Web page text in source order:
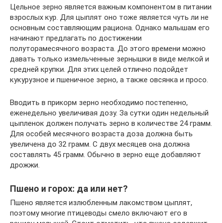
Цельное зерно является важным компонентом в питании
взрослых кур. Для цыплят оно тоже является чуть ли не
основным составляющим рациона. Однако малышам его
начинают предлагать по достижении
полуторамесячного возраста. До этого времени можно
давать только измельченные зернышки в виде мелкой и
средней крупки. Для этих целей отлично подойдет
кукурузное и пшеничное зерно, а также овсянка и просо.
Вводить в прикорм зерно необходимо постепенно,
еженедельно увеличивая дозу. За сутки один недельный
цыпленок должен получать зерно в количестве 24 грамм.
Для особей месячного возраста доза должна быть
увеличена до 32 грамм. С двух месяцев она должна
составлять 45 грамм. Обычно в зерно еще добавляют
дрожжи.
Пшено и горох: да или нет?
Пшено является излюбленным лакомством цыплят,
поэтому многие птицеводы смело включают его в